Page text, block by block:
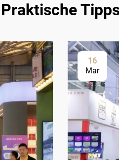
Praktische
16
Mar